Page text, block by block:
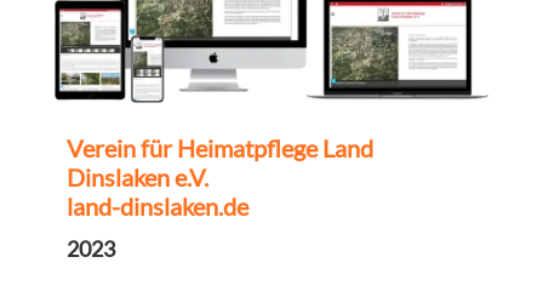
Verein für Heimatpflege Land
Dinslaken e.V.
land-dinslaken.de
2023